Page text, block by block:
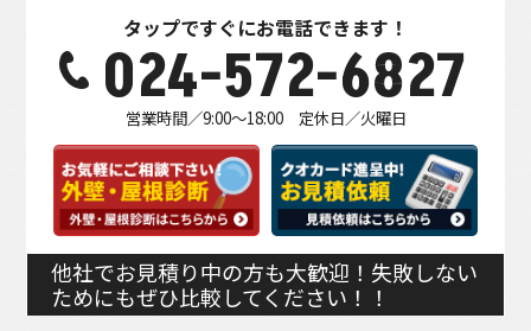
タップですぐにお電話できます！
024-572-6827
営業時間／9:00～18:00 定休日／火曜日
他社でお見積り中の方も大歓迎！失敗しない
ためにもぜひ比較してください！！